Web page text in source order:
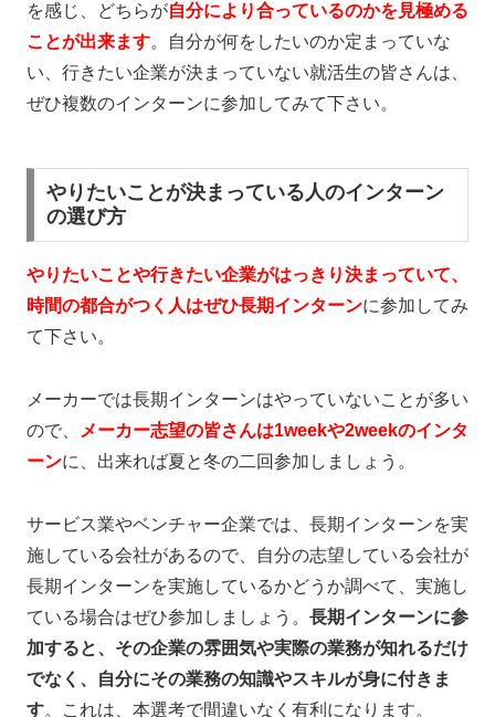
を感じ、どちらが自分により合っているのかを見極める
ことが出来ます。自分が何をしたいのか定まっていな
い、行きたい企業が決まっていない就活生の皆さんは、
ぜひ複数のインターンに参加してみて下さい。
やりたいことが決まっている人のインターン
の選び方
やりたいことや行きたい企業がはっきり決まっていて、
時間の都合がつく人はぜひ長期インターンに参加してみ
て下さい。
メーカーでは長期インターンはやっていないことが多い
ので、
メーカー志望の皆さんは1weekや2weekのインタ
ーンに、出来れば夏と冬の二回参加しましょう。
サービス業やベンチャー企業では、長期インターンを実
施している会社があるので、自分の志望している会社が
長期インターンを実施しているかどうか調べて、実施し
ている場合はぜひ参加しましょう。 長期インターンに参
加すると、その企業の雰囲気や実際の業務が知れるだけ
でなく、自分にその業務の知識やスキルが身に付きま
す。これは、本選考で間違いなく有利になります。